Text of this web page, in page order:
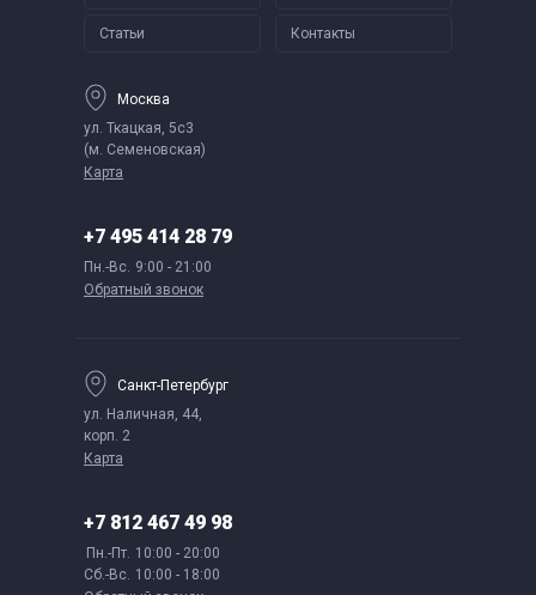
Статьи Контакты
Москва
ул. Ткацкая, 5с3
(м. Семеновская)
Карта
+7 495 414 28 79
Пн.-Вс. 9:00 - 21:00
Обратный звонок
Санкт-Петербург
ул. Наличная, 44,
корп. 2
Карта
+7 812 467 49 98
Пн.-Пт. 10:00 - 20:00
Сб.-Вс. 10:00 - 18:00